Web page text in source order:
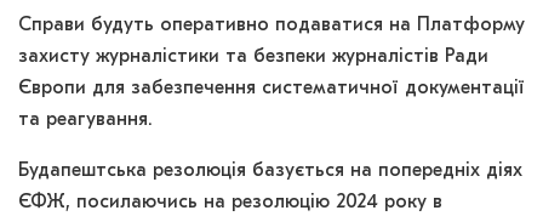
Справи будуть оперативно подаватися на Платформу
захисту журналістики та безпеки журналістів Ради
Європи для забезпечення систематичної документації
та реагування.
Будапештська резолюція базується на попередніх діях
ЄФЖ, посилаючись на резолюцію 2024 року в